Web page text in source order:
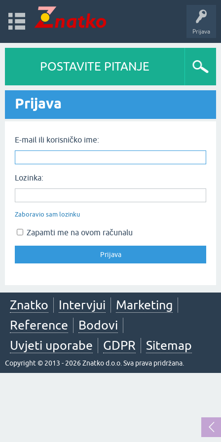
Prijava
POSTAVITE PITANJE
Prijava
E-mail ili korisničko ime:
Lozinka:
Zaboravio sam lozinku
Zapamti me na ovom računalu
Znatko Intervjui
Marketing
Reference
Bodovi
Uvjeti uporabe
GDPR Sitemap
Copyright © 2013 - 2026 Znatko d.o.o. Sva prava pridržana.